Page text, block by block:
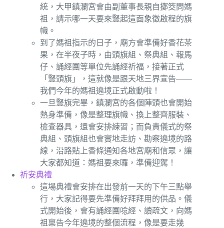
統，大甲鎮瀾宮會由副董事長親自擲筊問媽
祖，請示哪一天要來豎起這面象徵啟程的旗
幟。
到了媽祖指示的日子，廟方會準備好香花茶
果，在半夜子時，由頭旗組、祭典組、報馬
仔、誦經團等單位先誦經祈福，接著正式
「豎頭旗」，這就像是跟天地三界宣告——
我們今年的媽祖遶境正式啟動啦！
一旦豎旗完畢，鎮瀾宮的各個陣頭也會開始
熱身準備，像是整理旗幟、換上整齊服裝、
檢查器具，還會安排練習；而負責儀式的祭
典組、頭旗組也會實地走訪、勘察遶境的路
線，沿路貼上香條通知各地宮廟和信眾，讓
大家都知道：媽祖要來囉，準備迎駕！
祈安典禮
這場典禮會安排在出發前一天的下午三點舉
行，大家記得要先準備好拜拜用的供品。儀
式開始後，會有誦經團唸經、讀疏文，向媽
祖稟告今年遶境的整個流程，像是要走幾